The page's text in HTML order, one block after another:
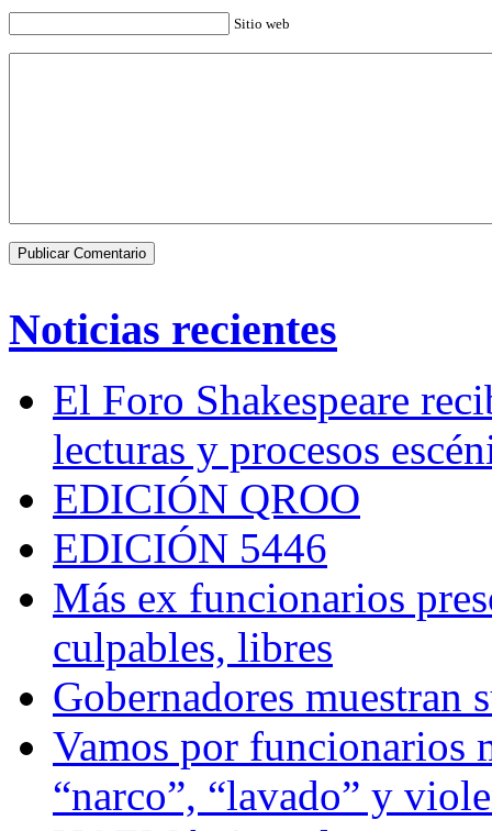
Sitio web
Noticias recientes
El Foro Shakespeare
lecturas y procesos
EDICIÓN QROO
EDICIÓN 5446
Más ex funcionarios
culpables, libres
Gobernadores muestran
Vamos por funcionarios
“narco”, “lavado” y